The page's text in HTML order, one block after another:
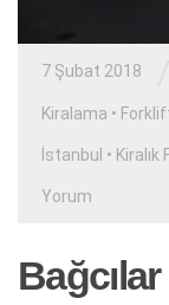
7 Şubat 2018
Kiralama •
İstanbul • Kiralık
Yorum